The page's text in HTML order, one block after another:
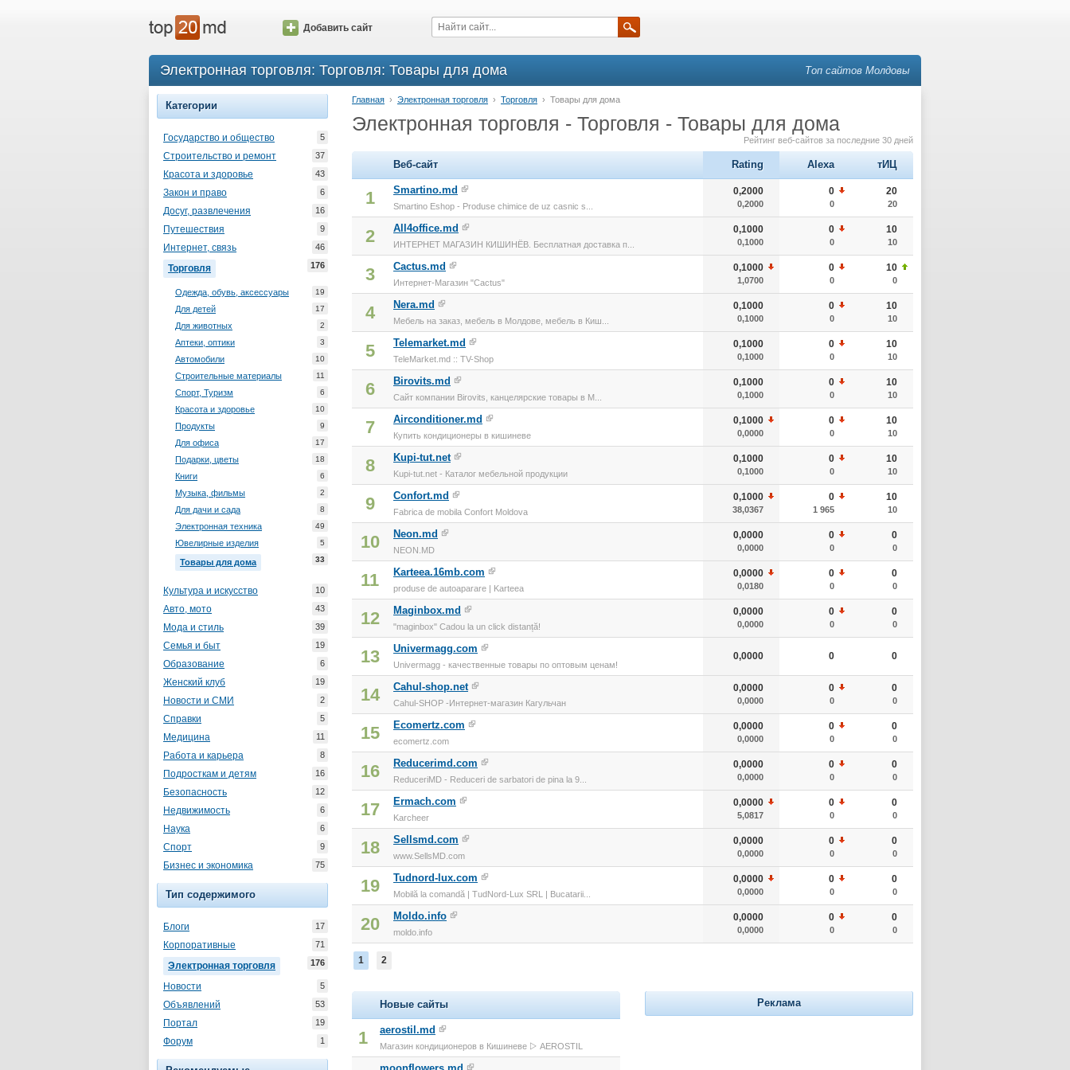
Добавить сайт
Электронная торговля: Торговля: Товары для дома Топ сайтов Молдовы
Категории
Государство и общество 5
Строительство и ремонт 37
Красота и здоровье 43
Закон и право 6
Досуг, развлечения 16
Путешествия 9
Интернет, связь 46
Торговля 176
Одежда, обувь, аксессуары 19
Для детей 17
Для животных 2
Аптеки, оптики 3
Автомобили 10
Строительные материалы 11
Спорт, Туризм 6
Красота и здоровье 10
Продукты 9
Для офиса 17
Подарки, цветы 18
Книги 6
Музыка, фильмы 2
Для дачи и сада 8
Электронная техника 49
Ювелирные изделия 5
Товары для дома 33
Культура и искусство 10
Авто, мото 43
Мода и стиль 39
Семья и быт 19
Образование 6
Женский клуб 19
Новости и СМИ 2
Справки 5
Медицина 11
Работа и карьера 8
Подросткам и детям 16
Безопасность 12
Недвижимость 6
Наука 6
Спорт 9
Бизнес и экономика 75
Тип содержимого
Блоги 17
Корпоративные 71
Электронная торговля 176
Новости 5
Объявлений 53
Портал 19
Форум 1
Главная › Электронная торговля › Торговля › Товары для дома
Электронная торговля - Торговля - Товары для дома
Рейтинг веб-сайтов за последние 30 дней
Веб-сайт Rating Alexa тИЦ
1 Smartino.md
Smartino Eshop - Produse chimice de uz casnic s...
0,2000
0,2000
0
0
20
20
2 All4office.md
ИНТЕРНЕТ МАГАЗИН КИШИНЁВ. Бесплатная доставка п...
0,1000
0,1000
0
0
10
10
3 Cactus.md
Интернет-Магазин "Cactus"
0,1000
1,0700
0
0
10
0
4 Nera.md
Мебель на заказ, мебель в Молдове, мебель в Киш...
0,1000
0,1000
0
0
10
10
5 Telemarket.md
TeleMarket.md :: TV-Shop
0,1000
0,1000
0
0
10
10
6 Birovits.md
Сайт компании Birovits, канцелярские товары в М...
0,1000
0,1000
0
0
10
10
7 Airconditioner.md
Купить кондиционеры в кишиневе
0,1000
0,0000
0
0
10
10
8 Kupi-tut.net
Kupi-tut.net - Каталог мебельной продукции
0,1000
0,1000
0
0
10
10
9 Confort.md
Fabrica de mobila Confort Moldova
0,1000
38,0367
0
1 965
10
10
10 Neon.md
NEON.MD
0,0000
0,0000
0
0
0
0
11 Karteea.16mb.com
produse de autoaparare | Karteea
0,0000
0,0180
0
0
0
0
12 Maginbox.md
"maginbox" Cadou la un click distanță!
0,0000
0,0000
0
0
0
0
13 Univermagg.com
Univermagg - качественные товары по оптовым ценам!
0,0000 0 0
14 Cahul-shop.net
Cahul-SHOP -Интернет-магазин Кагульчан
0,0000
0,0000
0
0
0
0
15 Ecomertz.com
ecomertz.com
0,0000
0,0000
0
0
0
0
16 Reducerimd.com
ReduceriMD - Reduceri de sarbatori de pina la 9...
0,0000
0,0000
0
0
0
0
17 Ermach.com
Karcheer
0,0000
5,0817
0
0
0
0
18 Sellsmd.com
www.SellsMD.com
0,0000
0,0000
0
0
0
0
19 Tudnord-lux.com
Mobilă la comandă | TudNord-Lux SRL | Bucatarii...
0,0000
0,0000
0
0
0
0
20 Moldo.info
moldo.info
0,0000
0,0000
0
0
0
0
1 2
Новые сайты
1 aerostil.md
Магазин кондиционеров в Кишиневе ▷ AEROSTIL
moonflowers.md
Реклама